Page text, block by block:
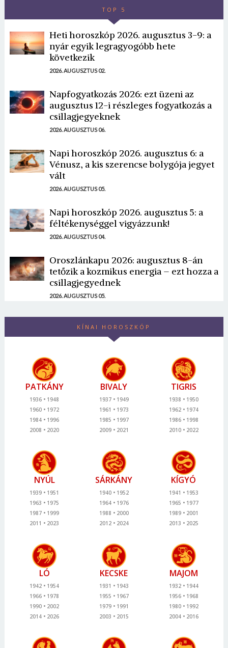
TOP 5
Heti horoszkóp 2026. augusztus 3-9: a
nyár egyik legragyogóbb hete
következik
2026. AUGUSZTUS 02.
Napfogyatkozás 2026: ezt üzeni az
augusztus 12-i részleges fogyatkozás a
csillagjegyeknek
2026. AUGUSZTUS 06.
Napi horoszkóp 2026. augusztus 6: a
Vénusz, a kis szerencse bolygója jegyet
vált
2026. AUGUSZTUS 05.
Napi horoszkóp 2026. augusztus 5: a
féltékenységgel vigyázzunk!
2026. AUGUSZTUS 04.
Oroszlánkapu 2026: augusztus 8-án
tetőzik a kozmikus energia – ezt hozza a
csillagjegyednek
2026. AUGUSZTUS 05.
KÍNAI HOROSZKÓP
PATKÁNY
1936
1948
1960
1972
1984
1996
2008
2020
BIVALY
1937
1949
1961
1973
1985
1997
2009
2021
TIGRIS
1938
1950
1962
1974
1986
1998
2010
2022
NYÚL
1939
1951
1963
1975
1987
1999
2011
2023
SÁRKÁNY
1940
1952
1964
1976
1988
2000
2012
2024
KÍGYÓ
1941
1953
1965
1977
1989
2001
2013
2025
LÓ
1942
1954
1966
1978
1990
2002
2014
2026
KECSKE
1931
1943
1955
1967
1979
1991
2003
2015
MAJOM
1932
1944
1956
1968
1980
1992
2004
2016